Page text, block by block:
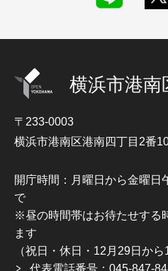
横浜市港南
〒233-0003
横浜市港南区港南四丁目2番
開庁時間：月曜日から金曜日
で
※昼の時間帯はお待たせする
ます
（祝日・休日・12月29日から